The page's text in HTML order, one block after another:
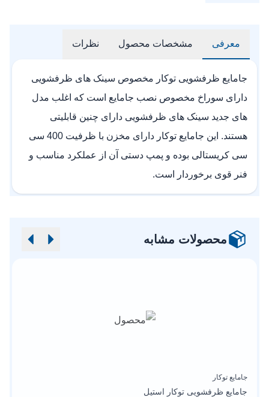
معرفی مشخصات محصول نظرات
جامایع ظرفشویی توکار مخصوص سینک های ظرفشویی
دارای سوراخ مخصوص نصب جامایع است که اغلب مدل
های جدید سینک های ظرفشویی دارای چنین قابلیتی
هستند. این جامایع توکار دارای مخزن با ظرفیت 400 سی
سی کریستالی بوده و پمپ دستی آن از عملکرد مناسب و
فنر قوی برخوردار است.
محصولات مشابه
جامایع توکار
جامایع ظرفشویی توکار استیل